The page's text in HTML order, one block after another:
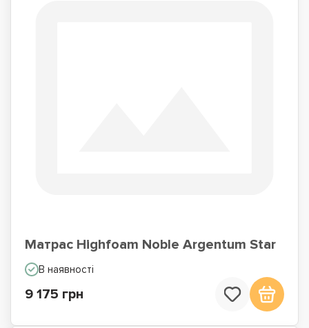
Матрас Highfoam Noble Argentum Star
В наявності
9 175 грн